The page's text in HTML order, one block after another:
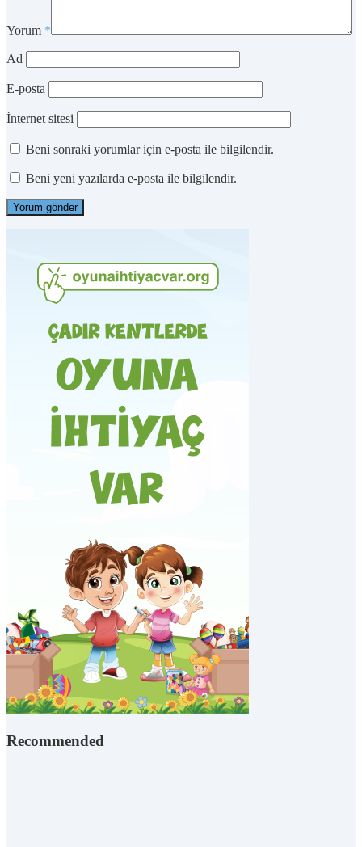
Yorum *
Ad
E-posta
İnternet sitesi
Beni sonraki yorumlar için e-posta ile bilgilendir.
Beni yeni yazılarda e-posta ile bilgilendir.
Recommended